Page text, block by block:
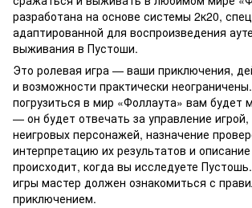
разработана на основе системы 2к20,
адаптированной для воспроизведения
выживания в Пустоши.
Это ролевая игра — ваши приключения,
и возможности практически
погрузиться в мир «Фоллаута» вам будет
— он будет отвечать за управление
неигровых персонажей, назначение
интерпретацию их результатов и
происходит, когда вы исследуете
игры мастер должен ознакомиться с
приключением.